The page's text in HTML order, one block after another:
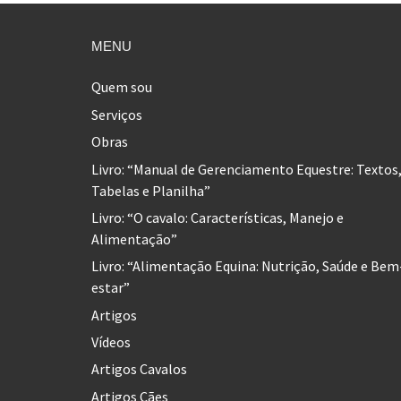
MENU
Quem sou
Serviços
Obras
Livro: “Manual de Gerenciamento Equestre: Textos,
Tabelas e Planilha”
Livro: “O cavalo: Características, Manejo e
Alimentação”
Livro: “Alimentação Equina: Nutrição, Saúde e
estar”
Artigos
Vídeos
Artigos Cavalos
Artigos Cães